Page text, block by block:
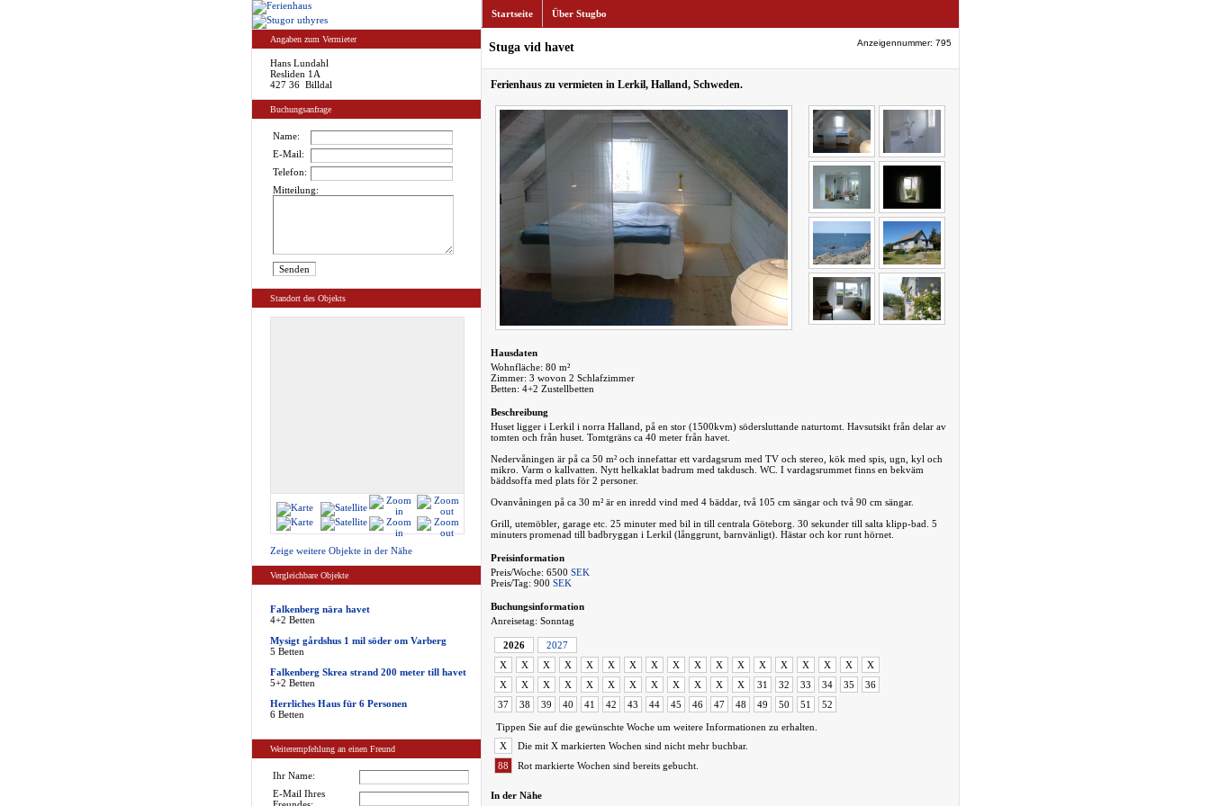
Angaben zum Vermieter
Hans Lundahl
Resliden 1A
427 36 Billdal
Buchungsanfrage
Name:
E-Mail:
Telefon:
Mitteilung:
Standort des Objekts
Zeige weitere Objekte in der Nähe
Vergleichbare Objekte
Falkenberg nära havet
4+2 Betten
Mysigt gårdshus 1 mil söder om Varberg
5 Betten
Falkenberg Skrea strand 200 meter till havet
5+2 Betten
Herrliches Haus für 6 Personen
6 Betten
Weiterempfehlung an einen Freund
Ihr Name:
E-Mail Ihres
Startseite Über Stugbo
Stuga vid havet Anzeigennummer: 795
Ferienhaus zu vermieten in Lerkil, Halland, Schweden.
Hausdaten
Wohnfläche: 80 m²
Zimmer: 3 wovon 2 Schlafzimmer
Betten: 4+2 Zustellbetten
Beschreibung
Huset ligger i Lerkil i norra Halland, på en stor (1500kvm) södersluttande naturtomt. Havsutsikt från delar av
tomten och från huset. Tomtgräns ca 40 meter från havet.
Nedervåningen är på ca 50 m² och innefattar ett vardagsrum med TV och stereo, kök med spis, ugn, kyl och
mikro. Varm o kallvatten. Nytt helkaklat badrum med takdusch. WC. I vardagsrummet finns en bekväm
bäddsoffa med plats för 2 personer.
Ovanvåningen på ca 30 m² är en inredd vind med 4 bäddar, två 105 cm sängar och två 90 cm sängar.
Grill, utemöbler, garage etc. 25 minuter med bil in till centrala Göteborg. 30 sekunder till salta klipp-bad. 5
minuters promenad till badbryggan i Lerkil (långgrunt, barnvänligt). Hästar och kor runt hörnet.
Preisinformation
Preis/Woche: 6500 SEK
Preis/Tag: 900 SEK
Buchungsinformation
Anreisetag: Sonntag
2026
2027
X
X X X X X X X X X X X X X X X X
X
X
X X X X X X X X X X X 31 32 33 34 35
36
37
38 39 40 41 42 43 44 45 46 47 48 49 50 51 52
Tippen Sie auf die gewünschte Woche um weitere Informationen zu erhalten.
X
Die mit X markierten Wochen sind nicht mehr buchbar.
88
Rot markierte Wochen sind bereits gebucht.
In der Nähe